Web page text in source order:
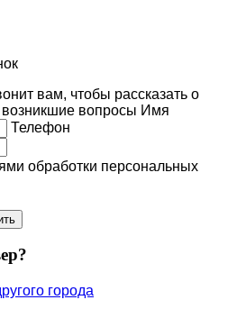
вам, чтобы рассказать о
возникшие вопросы Имя
Телефон
обработки персональных
города